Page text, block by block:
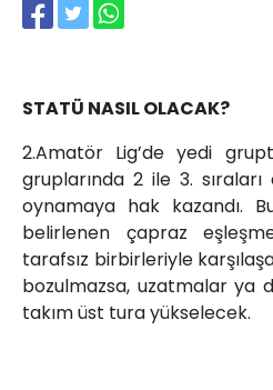
STATÜ NASIL OLACAK?
2.Amatör Lig’de yedi
gruplarında 2 ile 3.
oynamaya hak kazandı.
belirlenen çapraz
tarafsız birbirleriyle
bozulmazsa, uzatmalar ya
takım üst tura yükselecek.